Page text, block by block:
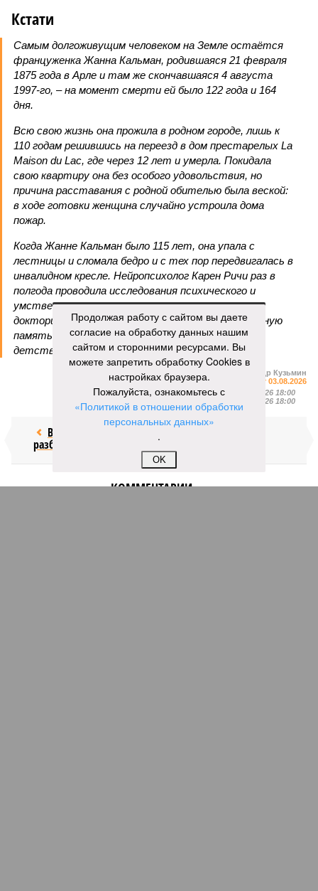
Кстати
Самым долгоживущим человеком на Земле остаётся
француженка Жанна Кальман, родившаяся 21 февраля
1875 года в Арле и там же скончавшаяся 4 августа
1997-го, – на момент смерти ей было 122 года и 164
дня.
Всю свою жизнь она прожила в родном городе, лишь к
110 годам решившись на переезд в дом престарелых La
Maison du Lac, где через 12 лет и умерла. Покидала
свою квартиру она без особого удовольствия, но
причина расставания с родной обителью была веской:
в ходе готовки женщина случайно устроила дома
пожар.
Когда Жанне Кальман было 115 лет, она упала с
лестницы и сломала бедро и с тех пор передвигалась в
инвалидном кресле. Нейропсихолог Карен Ричи раз в
полгода проводила исследования психического и
умственного состояния старушки: по словам
докторши, Кальман до самого конца сохраняла ясную
память и ум, рассказывая Ричи стихи из своего
детства и решая арифметические задачки.
Александр Кузьмин
Газета«Наша версия» №29 от 03.08.2026
Опубликовано:
04.08.2026 18:00
04.08.2026 18:00
Воры без
разбора
КОММЕНТАРИИ 0
Продолжая работу с сайтом вы даете
согласие на обработку данных нашим
сайтом и сторонними ресурсами. Вы
можете запретить обработку Cookies в
настройках браузера.
Пожалуйста, ознакомьтесь с
«Политикой в отношении обработки
персональных данных»
.
OK